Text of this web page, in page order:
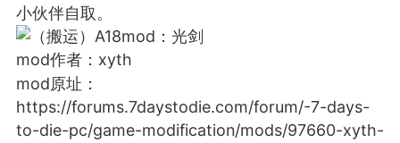
我的钱包 道具 排行榜
小伙伴自取。
mod作者：xyth
mod原址：
https://forums.7daystodie.com/forum/-7-days-
to-die-pc/game-modification/mods/97660-xyth-